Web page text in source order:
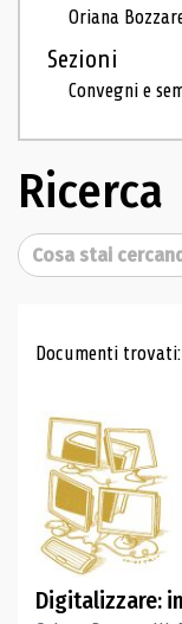
Oriana
Sezioni
Convegni e
Ricerca
Cerca
Documenti
Digitalizzare: